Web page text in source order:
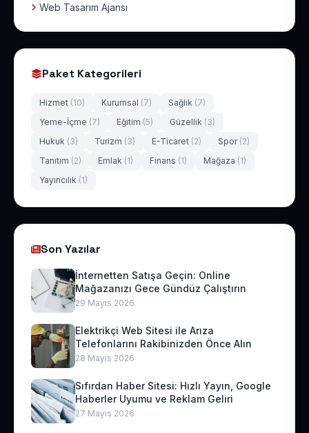
Web Tasarım Ajansı
Paket Kategorileri
Hizmet (10) Kurumsal (7) Sağlık (7)
Yeme-İçme (7) Eğitim (5) Güzellik (3)
Hukuk (3) Turizm (3) E-Ticaret (2) Spor (2)
Tanıtım (2) Emlak (1) Finans (1) Mağaza (1)
Yayıncılık (1)
Son Yazılar
İnternetten Satışa Geçin: Online
Mağazanızı Gece Gündüz Çalıştırın
29 Mayıs 2026
Elektrikçi Web Sitesi ile Arıza
Telefonlarını Rakibinizden Önce Alın
28 Mayıs 2026
Sıfırdan Haber Sitesi: Hızlı Yayın, Google
Haberler Uyumu ve Reklam Geliri
27 Mayıs 2026